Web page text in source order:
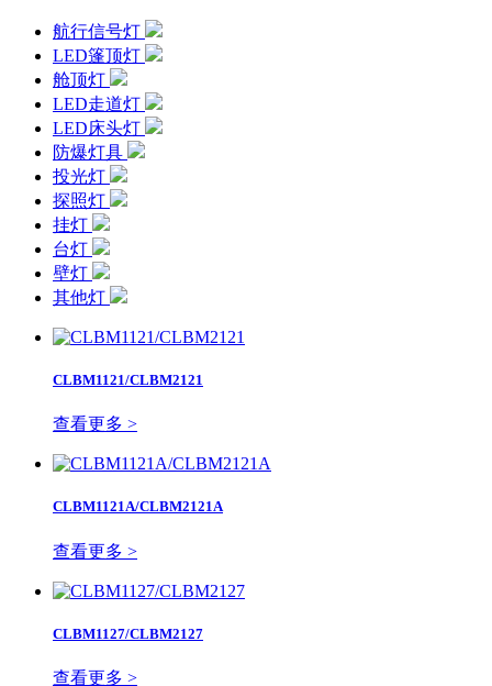
航行信号灯
LED篷顶灯
舱顶灯
LED走道灯
LED床头灯
防爆灯具
投光灯
探照灯
挂灯
台灯
壁灯
其他灯
CLBM1121/CLBM2121
查看更多 >
CLBM1121A/CLBM2121A
查看更多 >
CLBM1127/CLBM2127
查看更多 >